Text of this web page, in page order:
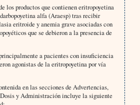
los productos que contienen eritropoyetina
alfa (Araesp) tras recibir
eritroide y anemia grave asociadas con
que se debieron a la presencia de
a pacientes con insuficiencia
agonistas de la eritropoyetina por vía
en las secciones de Advertencias,
y Administración incluye la siguiente